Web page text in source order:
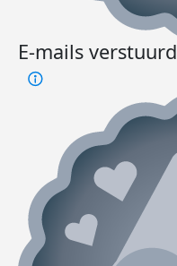
E-mails verstuurd